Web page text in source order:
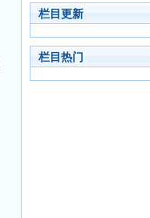
栏目更新
栏目热门